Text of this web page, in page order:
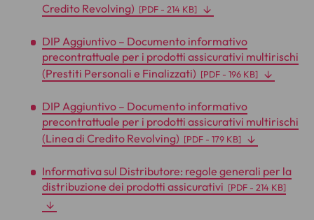
Credito Revolving) [PDF - 214 KB]
DIP Aggiuntivo – Documento informativo
precontrattuale per i prodotti assicurativi multirischi
(Prestiti Personali e Finalizzati) [PDF - 196 KB]
DIP Aggiuntivo – Documento informativo
precontrattuale per i prodotti assicurativi multirischi
(Linea di Credito Revolving) [PDF - 179 KB]
Informativa sul Distributore: regole generali per la
distribuzione dei prodotti assicurativi [PDF - 214 KB]